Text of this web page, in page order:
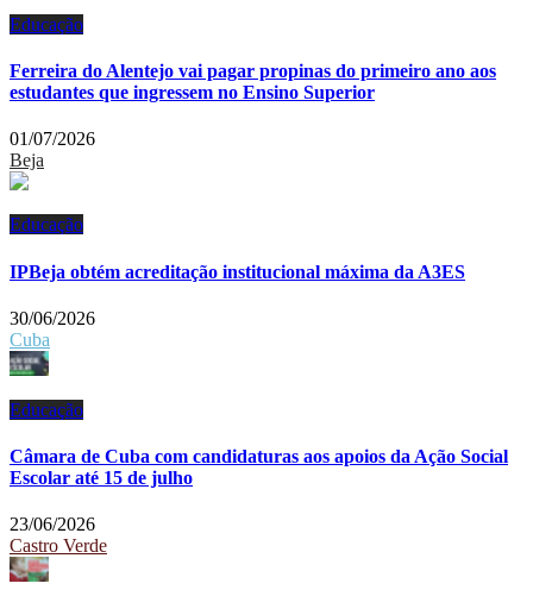
Educação
Ferreira do Alentejo vai pagar propinas do primeiro ano aos
estudantes que ingressem no Ensino Superior
01/07/2026
Beja
Educação
IPBeja obtém acreditação institucional máxima da A3ES
30/06/2026
Cuba
Educação
Câmara de Cuba com candidaturas aos apoios da Ação Social
Escolar até 15 de julho
23/06/2026
Castro Verde